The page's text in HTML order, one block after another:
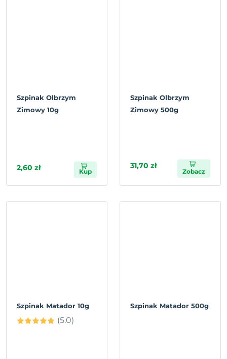
Szpinak Olbrzym
Zimowy 10g
2,60 zł Kup
Szpinak Olbrzym
Zimowy 500g
31,70 zł
Zobacz
Szpinak Matador 10g
(5.0)
Szpinak Matador 500g